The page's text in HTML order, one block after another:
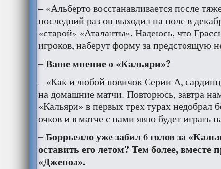
– «Альберто восстанавливается после
последний раз он выходил на поле в
«старой» «Аталанты». Надеюсь, что
игроков, наберут форму за предстоящую
– Ваше мнение о «Кальяри»?
– «Как и любой новичок Серии А,
на домашние матчи. Повторюсь, завтра
«Кальяри» в первых трех турах недобрал
очков и в матче с нами явно будет играть
– Боррьелло уже забил 6 голов за
оставить его летом? Тем более, вместе
«Дженоа».